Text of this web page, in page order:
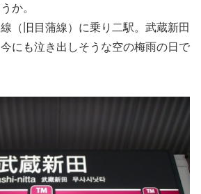
か。
（旧目蒲線）に乗り二駅。武蔵新田
にも泣き出しそうな空の梅雨の日で